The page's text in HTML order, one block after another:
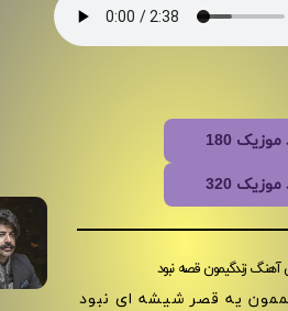
180
320
آهنگ زندگیمون قصه نبود
یه قصر شیشه ای نبود